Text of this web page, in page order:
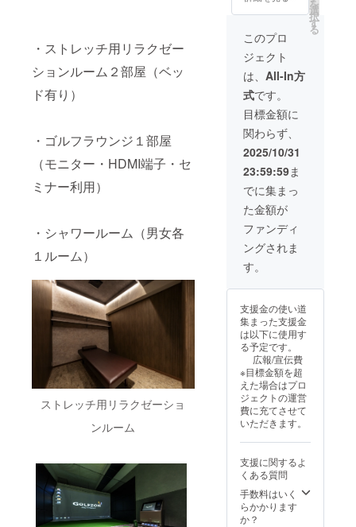
・ストレッチ用リラクゼー
ションルーム２部屋（ベッ
ド有り）
・ゴルフラウンジ１部屋
（モニター・HDMI端子・セ
ミナー利用）
・シャワールーム（男女各
１ルーム）
ストレッチ用リラクゼーショ
ンルーム
利用期
限：購
入後6ヶ
月以内
提供方
法：購
入→公
式LINE
で購入
画面添
付、予
約→来
店→体
験
概要 •
時：
2025年
11月28
日
(金)19:0
0〜（約
2時間）
• 開催場
谷 DRA
エイト
マン
（東京
都渋谷
区神宮
MIYAS
HITA
PARK
North
3F）
スペ
シャル
座談
会：赤
塚元気
× 豪華
ゲスト
によ
る“ここ
でしか
聞けな
い話” •
クロー
ジング
挨拶：
次なる
挑戦を
語りま
開催日
時：
2025年
11月28
日
(金)19:0
0〜（約
2時間）
• 開催場
所：渋
谷 DRA
エイト
マン
（東京
都渋谷
区神宮
前6丁目
（赤塚
元気 ×
藤澤向
希） •
談食タ
イム：
エイト
マン代
表が手
がける
料理と
ワイン
で乾杯 •
チーム
対抗
ゲーム
／クイ
ズ：豪
意！ •
スペ
シャル
座談
会：赤
塚元気
× 豪華
ゲスト
によ
る“ここ
でしか
聞けな
い話” •
ジング
挨拶：
次なる
挑戦を
トと共
に
「食・
遊び・
学び・
つなが
り」を
体感で
きるひ
ととき
です。
⸻
当日の
流れ
（予
定） •
オープ
ニング
（赤塚
元気 ×
藤澤向
希） •
談食タ
イム：
エイト
マン代
表が手
がける
料理と
ワイン
で乾杯 •
対抗
ゲーム
／クイ
ズ：豪
を開催
しま
す。 た
だの周
年パー
ティー
ではな
く、“イ
ケオジ
製作
所”とし
て新し
い文化
を発信
する
場。 赤
塚元気
× 藤澤
め、 豪
華ゲス
トと共
に
「食・
遊び・
学び・
つなが
り」を
体感で
きるひ
ととき
です。
当日の
流れ
（予
定） •
出張旅
費別途
かかり
ます。
シュ •ゴ
ルフ・
フィッ
トネス
要素を
組み込
んだカ
スタム
セッ
ション •
赤塚元
気との
座談会
で「経
営×健
康」を
テーマ
にディ
スカッ
間：約
120分
対応人
数：2〜
5名（幹
部・経
営者限
定）
回パー
ソナ
ル・ト
レーニ
ングor
ピラ
ティス
orスト
レッチ
／ゴル
フラウ
ンジ6ヶ
月使い
放題 プ
ラス
％5（
パー
ファイ
祭！
（クラ
ファン
限定リ
ター
ン） ※
先着５
０名様
限定！
※参加者
特典と
して限
定記念
付き！
（非売
品）
2025年
＋%5 選
べるジ
ム体験
チケッ
ト付き
(パーソ
ナル・
トレー
ニング
orピラ
ティス
orスト
レッ
チ)×1
％5（
パー
ファイ
ブ）2周
年記念
祭！
限定リ
ン） ※
先着５
０名様
限定！
※参加者
特典と
して%5
特別体
験チ
ケット
付き！
11月28
日
(金)19:0
0〜 ＠
渋谷
を
選
択
す
る
このプロ
ジェクト
は、 All-In方
式です。
目標金額に
関わらず、
2025/10/31
23:59:59ま
でに集まっ
た金額が
ファンディ
ングされま
す。
支援金の使い道
集まった支援金
は以下に使用す
る予定です。
広報/宣伝費
※目標金額を超
えた場合はプロ
ジェクトの運営
費に充てさせて
いただきます。
支援に関するよ
くある質問
手数料はいく
らかかります
か？